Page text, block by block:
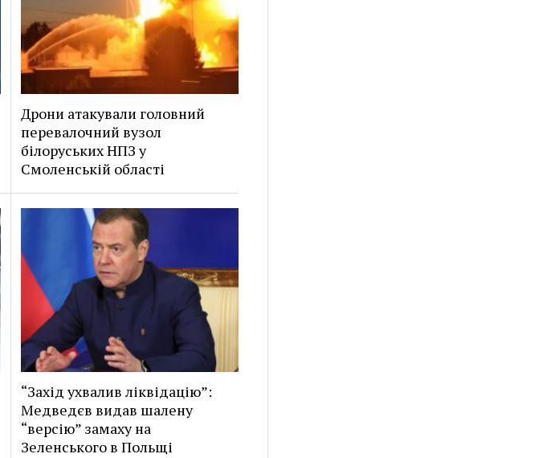
Дрони атакували головний
перевалочний вузол
білоруських НПЗ у
Смоленській області
“Захід ухвалив ліквідацію”:
Медведєв видав шалену
“версію” замаху на
Зеленського в Польщі